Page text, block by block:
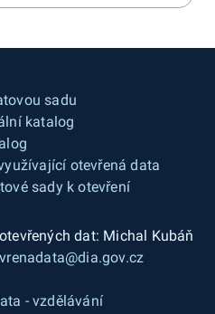
sadu
katalog
otevřená data
sady k otevření
dat: Michal Kubáň
- vzdělávání